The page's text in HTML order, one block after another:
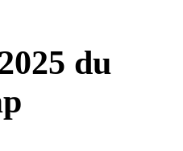
du